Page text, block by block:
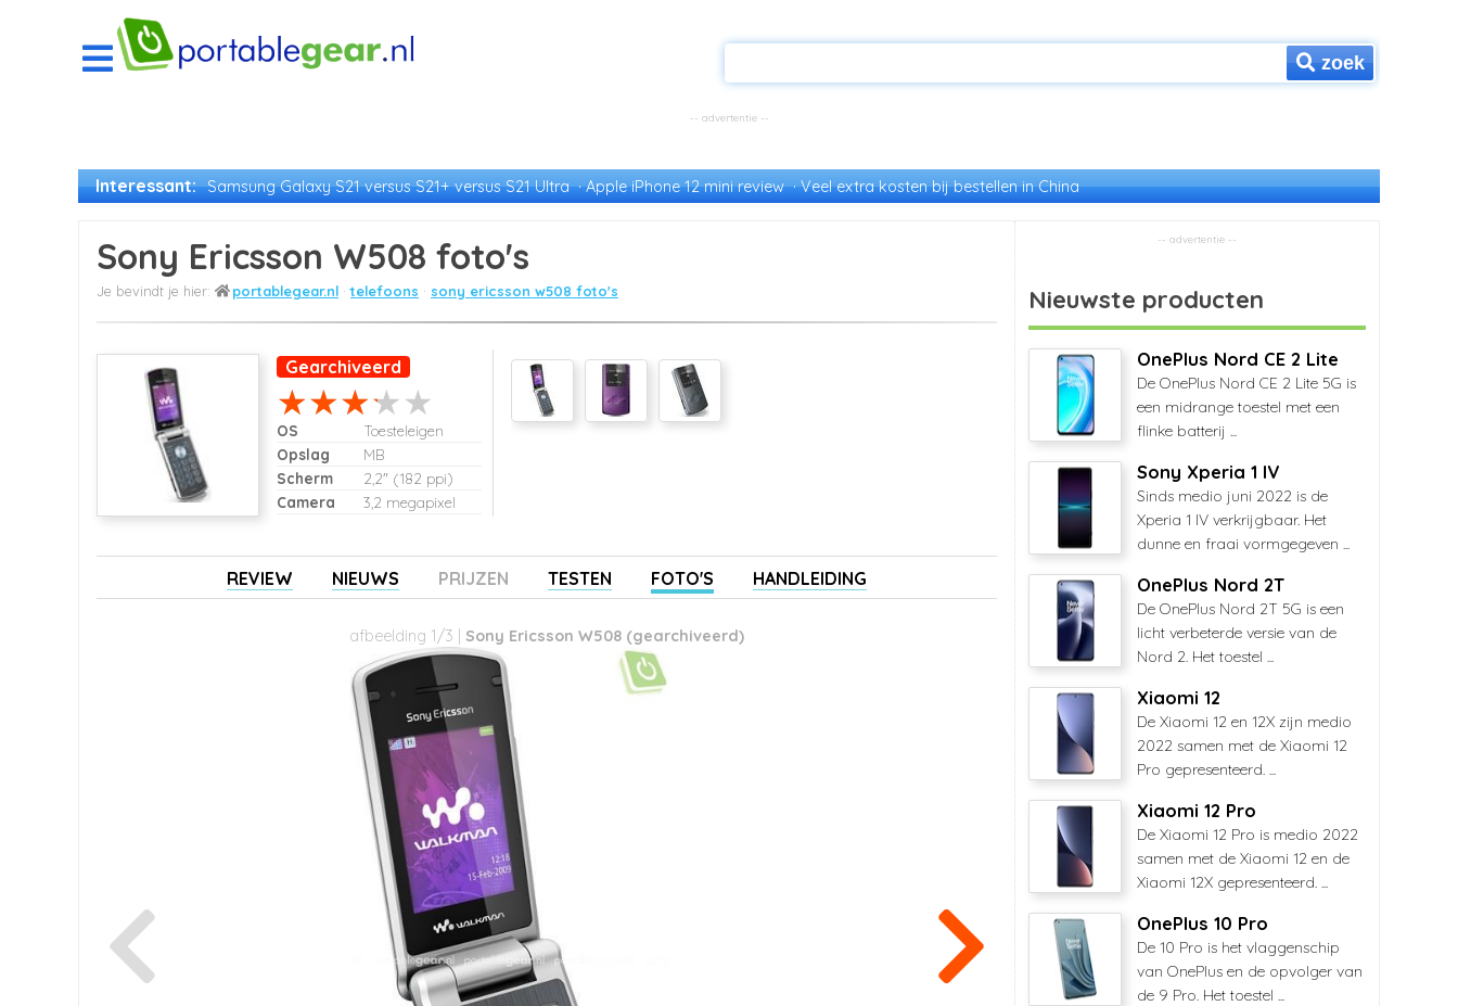
zoek
Interessant: Samsung Galaxy S21 versus S21+ versus S21 Ultra Apple iPhone 12 mini review Veel extra kosten bij bestellen in China
Sony Ericsson W508 foto's
portablegear.nl telefoons sony ericsson w508 foto's
Gearchiveerd
OS
Toesteleigen
Opslag
MB
Scherm
2,2" (182 ppi)
Camera
3,2 megapixel
REVIEW NIEUWS PRIJZEN TESTEN FOTO'S HANDLEIDING
afbeelding 1/3 | Sony Ericsson W508 (gearchiveerd)
Nieuwste producten
OnePlus Nord CE 2 Lite
De OnePlus Nord CE 2 Lite 5G is
een midrange toestel met een
flinke batterij ...
Sony Xperia 1 IV
Sinds medio juni 2022 is de
Xperia 1 IV verkrijgbaar. Het
dunne en fraai vormgegeven ...
OnePlus Nord 2T
De OnePlus Nord 2T 5G is een
licht verbeterde versie van de
Nord 2. Het toestel ...
Xiaomi 12
De Xiaomi 12 en 12X zijn medio
2022 samen met de Xiaomi 12
Pro gepresenteerd. ...
Xiaomi 12 Pro
De Xiaomi 12 Pro is medio 2022
samen met de Xiaomi 12 en de
Xiaomi 12X gepresenteerd. ...
OnePlus 10 Pro
De 10 Pro is het vlaggenschip
van OnePlus en de opvolger van
de 9 Pro. Het toestel ...